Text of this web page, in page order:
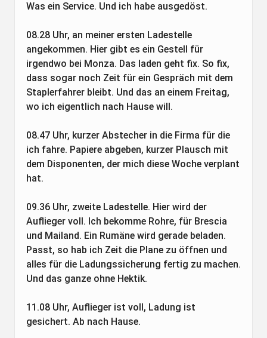
Was ein Service. Und ich habe ausgedöst.
08.28 Uhr, an meiner ersten Ladestelle
angekommen. Hier gibt es ein Gestell für
irgendwo bei Monza. Das laden geht fix. So fix,
dass sogar noch Zeit für ein Gespräch mit dem
Staplerfahrer bleibt. Und das an einem Freitag,
wo ich eigentlich nach Hause will.
08.47 Uhr, kurzer Abstecher in die Firma für die
ich fahre. Papiere abgeben, kurzer Plausch mit
dem Disponenten, der mich diese Woche verplant
hat.
09.36 Uhr, zweite Ladestelle. Hier wird der
Auflieger voll. Ich bekomme Rohre, für Brescia
und Mailand. Ein Rumäne wird gerade beladen.
Passt, so hab ich Zeit die Plane zu öffnen und
alles für die Ladungssicherung fertig zu machen.
Und das ganze ohne Hektik.
11.08 Uhr, Auflieger ist voll, Ladung ist
gesichert. Ab nach Hause.